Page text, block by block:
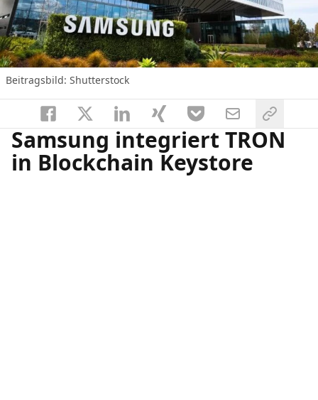
Beitragsbild: Shutterstock
Samsung integriert TRON
in Blockchain Keystore